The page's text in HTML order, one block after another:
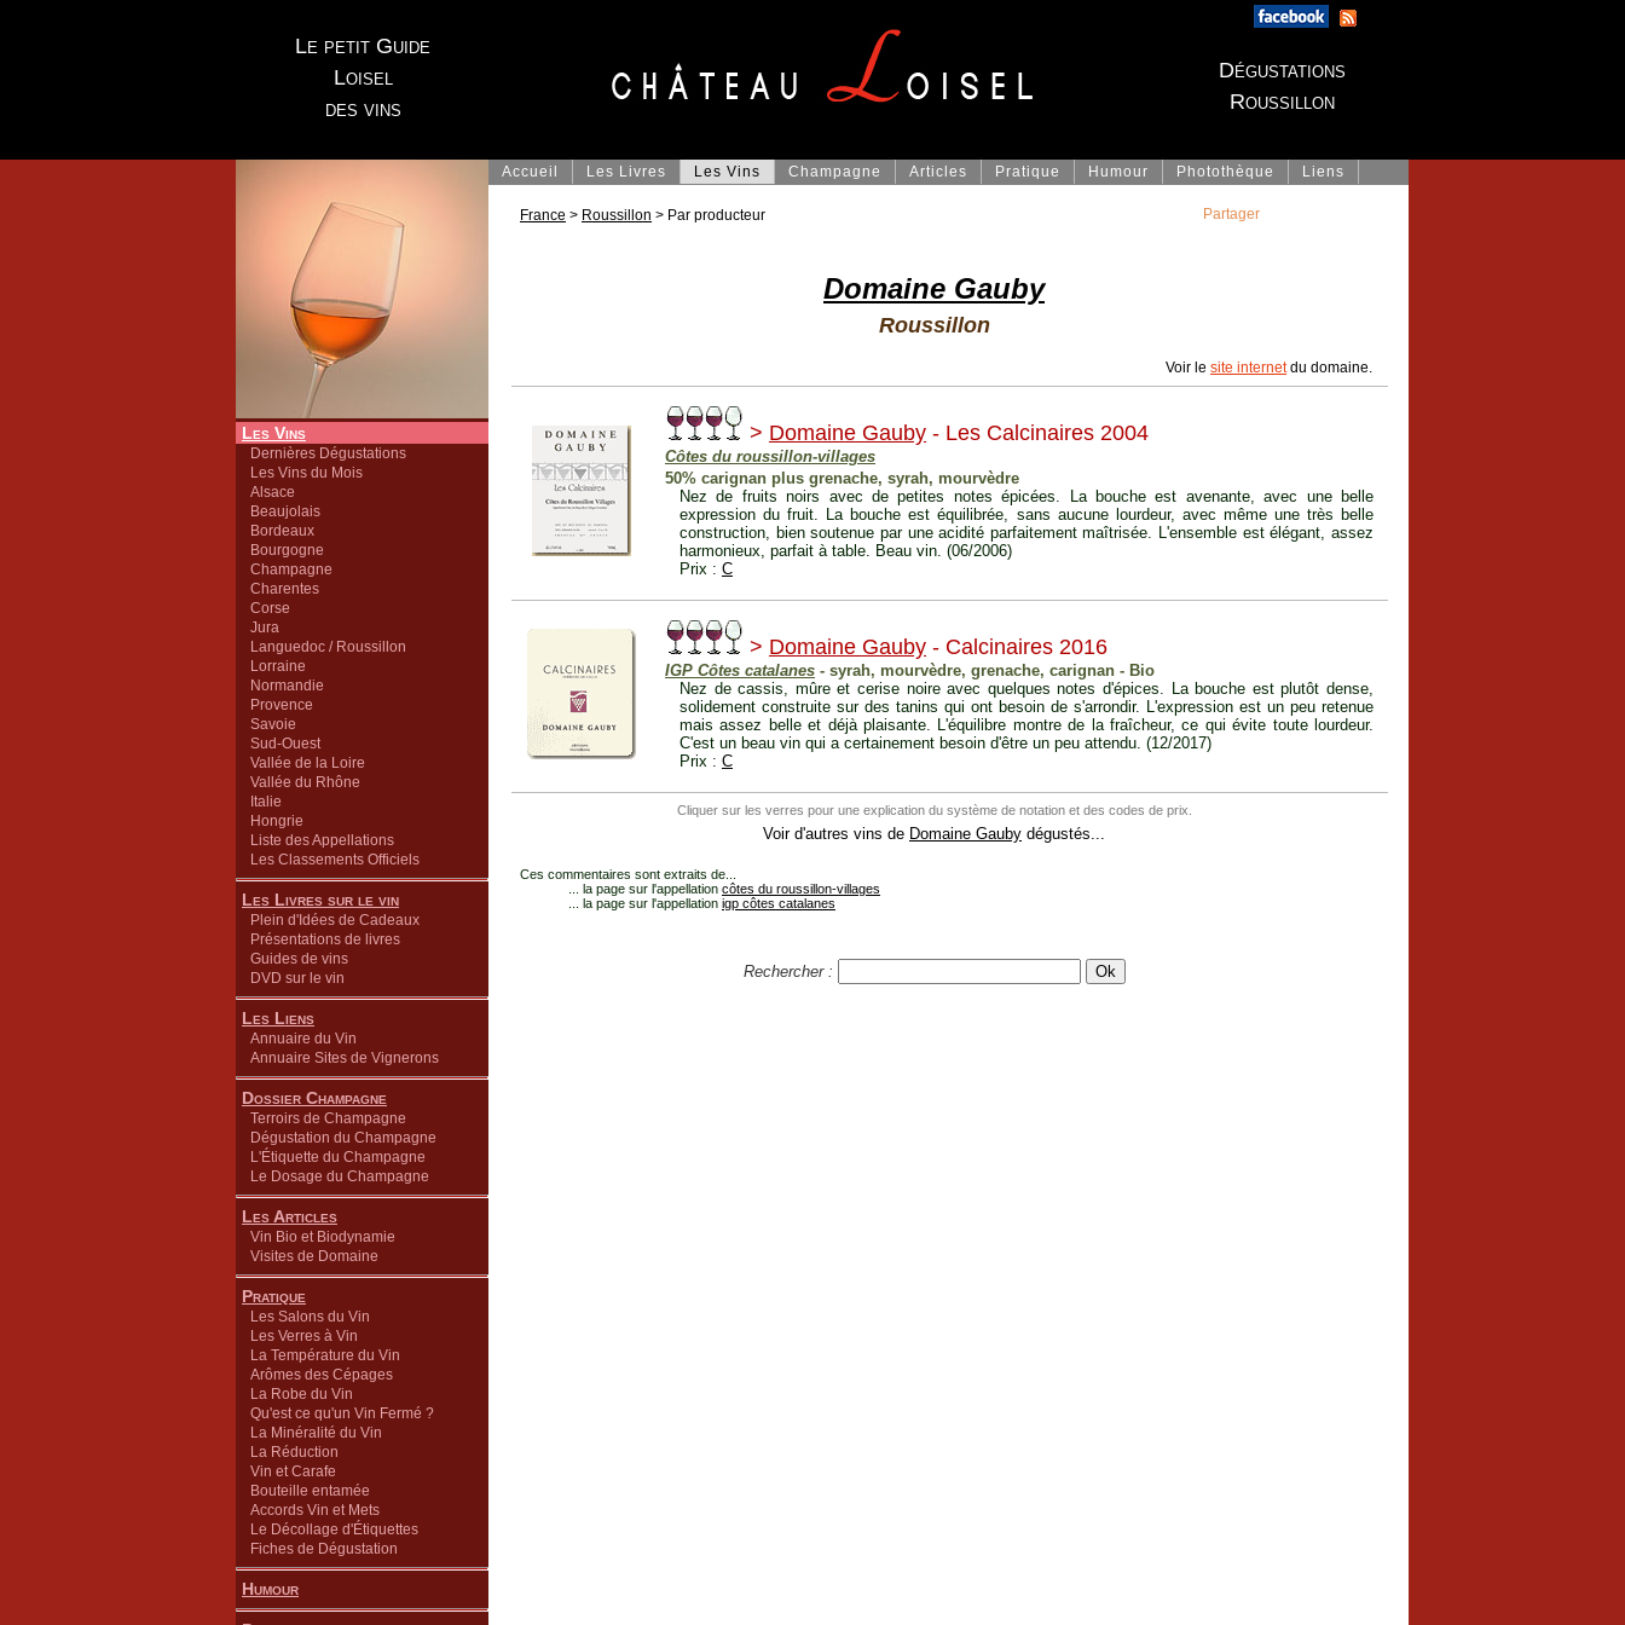
Le petit Guide
Loisel
des vins
Dégustations
Roussillon
Les Vins
Dernières Dégustations
Les Vins du Mois
Alsace
Beaujolais
Bordeaux
Bourgogne
Champagne
Charentes
Corse
Jura
Languedoc / Roussillon
Lorraine
Normandie
Provence
Savoie
Sud-Ouest
Vallée de la Loire
Vallée du Rhône
Italie
Hongrie
Liste des Appellations
Les Classements Officiels
Les Livres sur le vin
Plein d'Idées de Cadeaux
Présentations de livres
Guides de vins
DVD sur le vin
Les Liens
Annuaire du Vin
Annuaire Sites de Vignerons
Dossier Champagne
Terroirs de Champagne
Dégustation du Champagne
L'Étiquette du Champagne
Le Dosage du Champagne
Les Articles
Vin Bio et Biodynamie
Visites de Domaine
Pratique
Les Salons du Vin
Les Verres à Vin
La Température du Vin
Arômes des Cépages
La Robe du Vin
Qu'est ce qu'un Vin Fermé ?
La Minéralité du Vin
La Réduction
Vin et Carafe
Bouteille entamée
Accords Vin et Mets
Le Décollage d'Étiquettes
Fiches de Dégustation
Humour
Accueil Les Livres Les Vins Champagne Articles Pratique Humour Photothèque Liens
France > Roussillon > Par producteur
Domaine Gauby
Roussillon
Voir le site internetdu domaine.
> Domaine Gauby - Les Calcinaires 2004
Côtes du roussillon-villages
50% carignan plus grenache, syrah, mourvèdre
Nez de fruits noirs avec de petites notes épicées. La bouche est avenante, avec une belle
expression du fruit. La bouche est équilibrée, sans aucune lourdeur, avec même une très belle
construction, bien soutenue par une acidité parfaitement maîtrisée. L'ensemble est élégant, assez
harmonieux, parfait à table. Beau vin. (06/2006)
Prix : C
> Domaine Gauby - Calcinaires 2016
IGP Côtes catalanes - syrah, mourvèdre, grenache, carignan - Bio
Nez de cassis, mûre et cerise noire avec quelques notes d'épices. La bouche est plutôt dense,
solidement construite sur des tanins qui ont besoin de s'arrondir. L'expression est un peu retenue
mais assez belle et déjà plaisante. L'équilibre montre de la fraîcheur, ce qui évite toute lourdeur.
C'est un beau vin qui a certainement besoin d'être un peu attendu. (12/2017)
Prix : C
Cliquer sur les verres pour une explication du système de notation et des codes de prix.
Voir d'autres vins de Domaine Gauby dégustés...
Ces commentaires sont extraits de...
... la page sur l'appellation côtes du roussillon-villages
... la page sur l'appellation igp côtes catalanes
Rechercher :
Partager